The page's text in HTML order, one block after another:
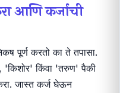
आणि कर्जाची
पूर्ण करतो का ते तपासा.
'किशोर' किंवा 'तरुण' पैकी
जास्त कर्ज घेऊन